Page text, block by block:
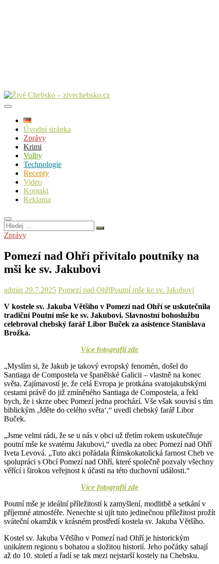
Úvodní stránka
Zprávy
Krimi
Volby
Technologie
Recepty
Video
Kontakt
Reklama
Hledej
…
Zprávy
Pomezí nad Ohří přivítalo poutníky na
mši ke sv. Jakubovi
admin 29.7.2025 Pomezí nad OhříPoutní mše ke sv. Jakubovi
V kostele sv. Jakuba Většího v Pomezí nad Ohří se uskutečnila
tradiční Poutní mše ke sv. Jakubovi. Slavnostní bohoslužbu
celebroval chebský farář Libor Buček za asistence Stanislava
Brožka.
Více fotografií zde
„Myslím si, že Jakub je takový evropský fenomén, došel do
Santiaga de Compostela ve španělské Galicii – vlastně na konec
světa. Zajímavostí je, že celá Evropa je protkána svatojakubskými
cestami právě do již zmíněného Santiaga de Compostela, a řekl
bych, že i skrze obec Pomezí jedna prochází. Vše však souvisí s tím
biblickým ‚Jděte do celého světa‘,“ uvedl chebský farář Libor
Buček.
„Jsme velmi rádi, že se u nás v obci už třetím rokem uskutečňuje
poutní mše ke svatému Jakubovi,“ uvedla za obec Pomezí nad Ohří
Iveta Levová. „Tuto akci pořádala Římskokatolická farnost Cheb ve
spolupráci s Obcí Pomezí nad Ohří, které společně pozvaly všechny
věřící i širokou veřejnost k účasti na této duchovní události.“
Více fotografií zde
Poutní mše je ideální příležitostí k zamyšlení, modlitbě a setkání v
příjemné atmosféře. Nenechte si ujít tuto jedinečnou příležitost prožít
sváteční okamžik v krásném prostředí kostela sv. Jakuba Většího.
Kostel sv. Jakuba Většího v Pomezí nad Ohří je historickým
unikátem regionu s bohatou a složitou historií. Jeho počátky sahají
až do 10. století a řadí se tak mezi nejstarší kostely na Chebsku.